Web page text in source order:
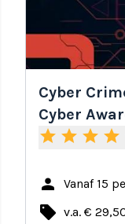
Cyber
Cyber
star star star star
person Vanaf 15
local_offer v.a. €